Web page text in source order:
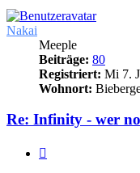
Nakai
Meeple
Beiträge: 80
Registriert: Mi 7.
Wohnort:
Re: Infinity - wer